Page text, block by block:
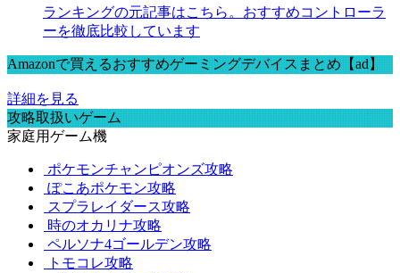
ランキングの元記事はこちら。おすすめコントローラ
ーを徹底比較しています
Amazonで買えるおすすめゲーミングデバイスまとめ【ad】
詳細を見る
攻略取扱いゲーム
家庭用ゲーム機
ポケモンチャンピオンズ攻略
ぽこあポケモン攻略
スプラレイダース攻略
時のオカリナ攻略
ペルソナ4ゴールデン攻略
トモコレ攻略